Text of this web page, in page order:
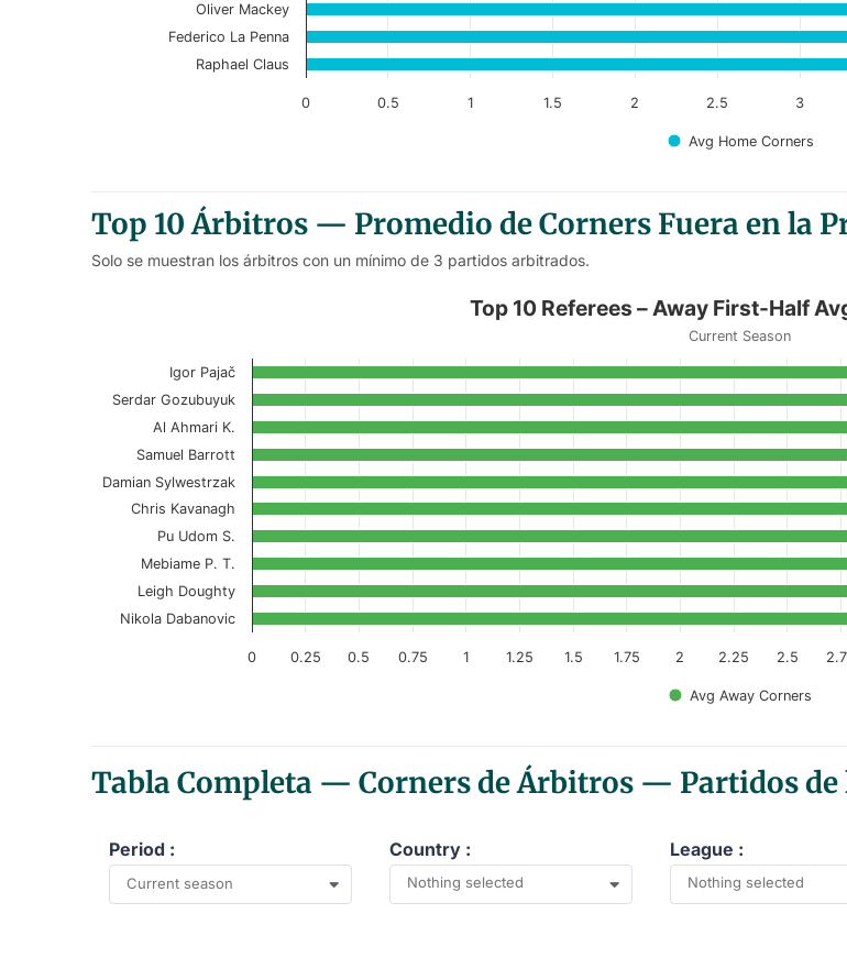
Avg Home Corners
0 0.5 1 1.5 2 2.5 3
Oliver Mackey
Federico La Penna
Raphael Claus
Top 10 Árbitros — Promedio de Corners Fuera en la
Solo se muestran los árbitros con un mínimo de 3 partidos arbitrados.
Top 10 Referees – Away First-Half Avg Corners Taken
Current Season
View as data table, Top 10 Referees – Away First-Half Avg Corners Taken
The chart has 1 X axis displaying categories.
The chart has 1 Y axis displaying values. Data ranges from 4 to 5.
Top 10 Referees – Away First-Half
Current Season
Avg Away Corners
0 0.25 0.5 0.75 1 1.25 1.5 1.75 2 2.25 2.5
Igor Pajač
Serdar Gozubuyuk
Al Ahmari K.
Samuel Barrott
Damian Sylwestrzak
Chris Kavanagh
Pu Udom S.
Mebiame P. T.
Leigh Doughty
Nikola Dabanovic
Tabla Completa — Corners de Árbitros — Partidos de
Period :
Current season
Country :
Nothing selected
League :
Nothing selected